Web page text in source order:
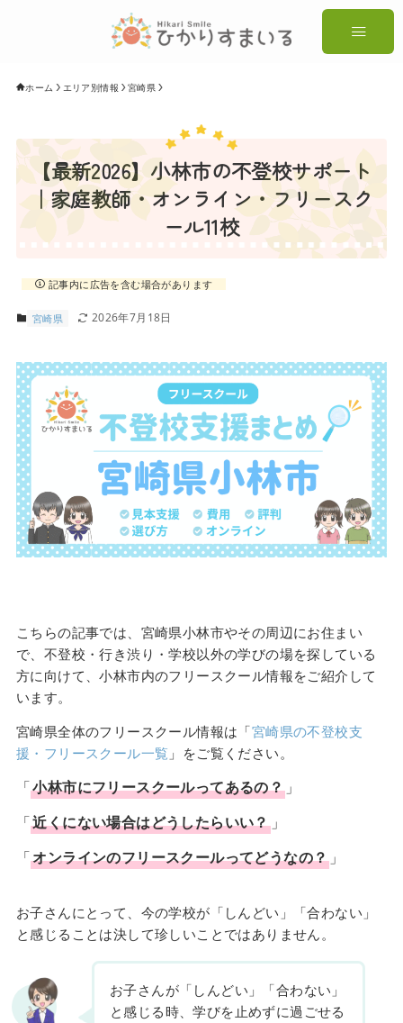
ホーム エリア別情報 宮崎県
【最新2026】小林市の不登校サポート
｜家庭教師・オンライン・フリースク
ール11校
記事内に広告を含む場合があります
宮崎県 2026年7月18日
こちらの記事では、宮崎県小林市やその周辺にお住まい
で、不登校・行き渋り・学校以外の学びの場を探している
方に向けて、小林市内のフリースクール情報をご紹介して
います。
宮崎県全体のフリースクール情報は「宮崎県の不登校支
援・フリースクール一覧 」をご覧ください。
「小林市にフリースクールってあるの？ 」
「近くにない場合はどうしたらいい？」
「オンラインのフリースクールってどうなの？ 」
お子さんにとって、今の学校が「しんどい」「合わない」
と感じることは決して珍しいことではありません。
お子さんが「しんどい」「合わない」
と感じる時、学びを止めずに過ごせる